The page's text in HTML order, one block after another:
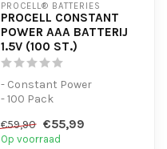
PROCELL® BATTERIES
PROCELL CONSTANT
POWER AAA BATTERIJ
1.5V (100 ST.)
- Constant Power
- 100 Pack
laag energieverbruik
€59,90 €55,99
Op voorraad